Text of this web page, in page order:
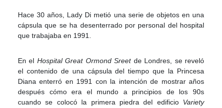
Hace 30 años, Lady Di metió una serie de objetos en una
cápsula que se ha desenterrado por personal del hospital
que trabajaba en 1991.
En el Hospital Great Ormond Sreetde Londres, se reveló
el contenido de una cápsula del tiempo que la Princesa
Diana enterró en 1991 con la intención de mostrar años
después cómo era el mundo a principios de los 90s
cuando se colocó la primera piedra del edificioVariety